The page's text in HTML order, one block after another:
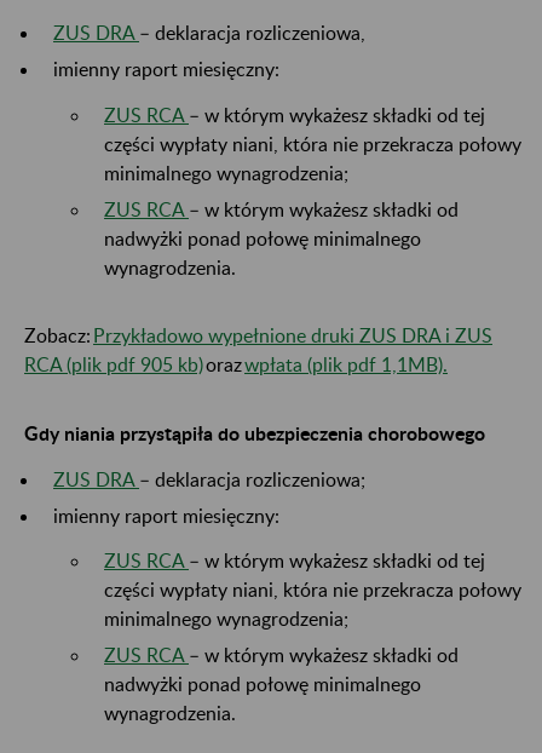
ZUS DRA – deklaracja rozliczeniowa,
imienny raport miesięczny:
ZUS RCA – w którym wykażesz składki od tej
części wypłaty niani, która nie przekracza połowy
minimalnego wynagrodzenia;
ZUS RCA – w którym wykażesz składki od
nadwyżki ponad połowę minimalnego
wynagrodzenia.
Zobacz: Przykładowo wypełnione druki ZUS DRA i ZUS
RCA (plik pdf 905 kb)orazwpłata (plik pdf 1,1MB).
Gdy niania przystąpiła do ubezpieczenia chorobowego
ZUS DRA – deklaracja rozliczeniowa;
imienny raport miesięczny:
ZUS RCA – w którym wykażesz składki od tej
części wypłaty niani, która nie przekracza połowy
minimalnego wynagrodzenia;
ZUS RCA – w którym wykażesz składki od
nadwyżki ponad połowę minimalnego
wynagrodzenia.